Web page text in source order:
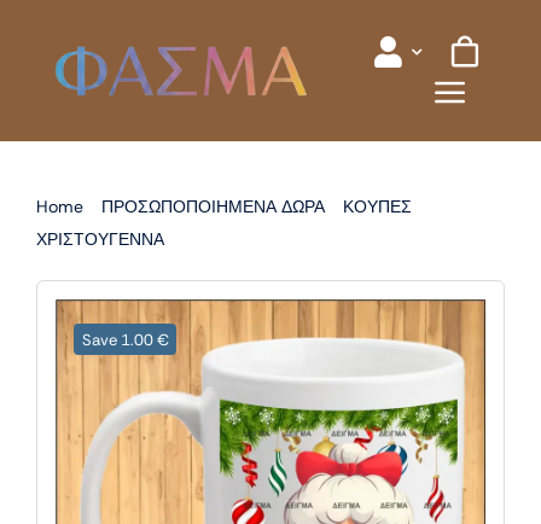
content
Home ΠΡΟΣΩΠΟΠΟΙΗΜΕΝΑ ΔΩΡΑ
ΚΟΥΠΕΣ
ΧΡΙΣΤΟΥΓΕΝΝΑ
Save 1.00 €